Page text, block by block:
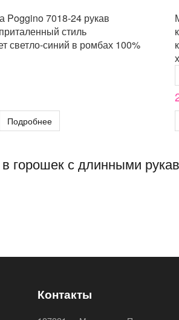
Poggino 7018-24 рукав
стиль
светло-синий в ромбах 100%
Подробнее
горошек с длинными
Контакты